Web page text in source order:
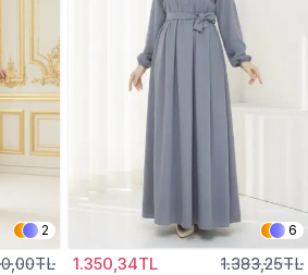
2 6
1.350,34TL 1.383,25TL